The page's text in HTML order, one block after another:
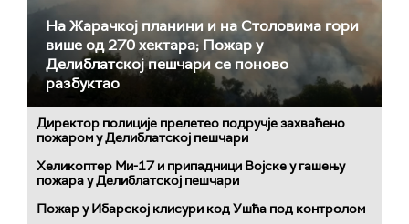
На Жарачкој планини и на Столовима гори
више од 270 хектара; Пожар у
Делиблатској пешчари се поново
разбуктао
Директор полиције прелетео подручје захваћено
пожаром у Делиблатској пешчари
Хеликоптер Ми-17 и припадници Војске у гашењу
пожара у Делиблатској пешчари
Пожар у Ибарској клисури код Ушћа под контролом